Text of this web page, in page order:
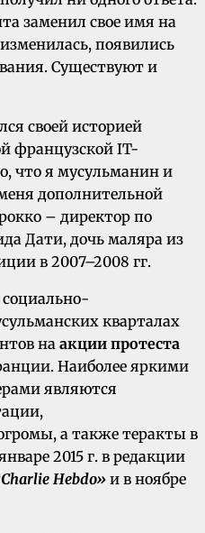
заменил свое имя на
появились
Существуют и
своей историей
французской IT-
что я мусульманин и
дополнительной
– директор по
Дати, дочь маляра из
в 2007–2008 гг.
кварталах
на акции протеста
Наиболее яркими
являются
а также теракты в
2015 г. в редакции
Hebdo» и в ноябре